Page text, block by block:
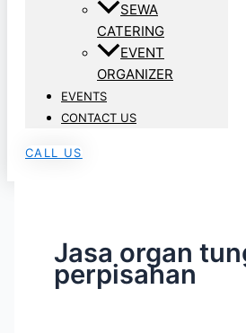
SEWA
CATERING
EVENT
ORGANIZER
EVENTS
CONTACT US
CALL US
Jasa organ
perpisahan